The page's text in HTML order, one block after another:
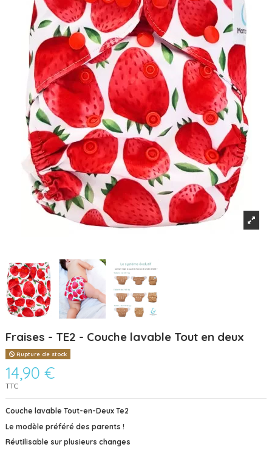
Fraises - TE2 - Couche lavable Tout en deux
Rupture de stock
14,90 €
TTC
Couche lavable Tout-en-Deux Te2
Le modèle préféré des parents !
Réutilisable sur plusieurs changes